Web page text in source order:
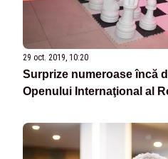
29 oct. 2019, 10:20
Surprize numeroase încă
Openului Internaţional al